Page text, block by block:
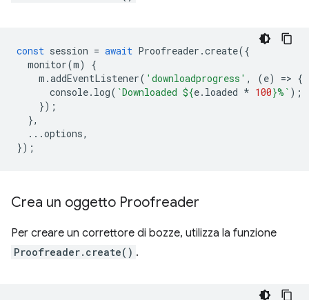
const session = await Proofreader .create({
monitor(m)
{
m .addEventListener( 'downloadprogress' , (e) => {
console. log( `Downloaded ${e. loaded * 100}%` );
});
},
...options,
});
Crea un oggetto Proofreader
Per creare un correttore di bozze, utilizza la funzione
Proofreader.create() .